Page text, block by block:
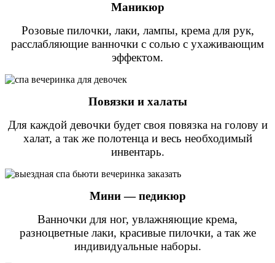
Маникюр
Розовые пилочки, лаки, лампы, крема для рук,
расслабляющие ванночки с солью с ухаживающим
эффектом.
Повязки и халаты
Для каждой девочки будет своя повязка на голову и
халат, а так же полотенца и весь необходимый
инвентарь.
Мини — педикюр
Ванночки для ног, увлажняющие крема,
разноцветные лаки, красивые пилочки, а так же
индивидуальные наборы.